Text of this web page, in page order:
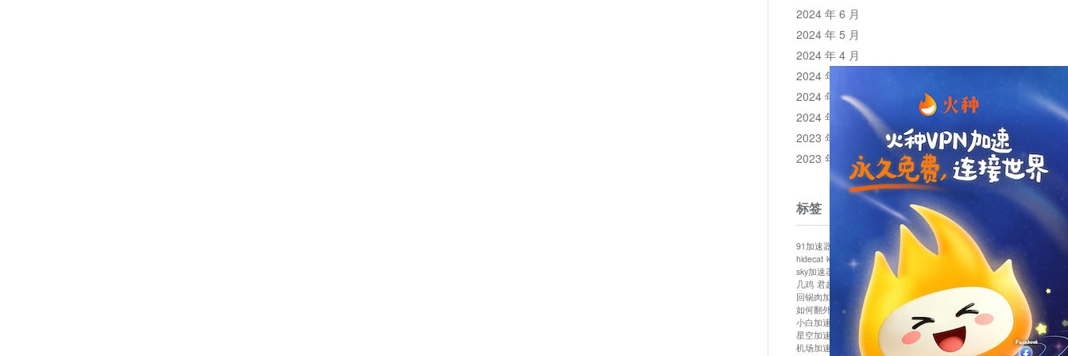
2024 年 6 月
2024 年 5 月
2024 年 4 月
2024 年 3 月
2024 年 2 月
2024 年 1 月
2023 年 12 月
2023 年 11 月
标签
91加速器 bluelayer加速器
clash节点
hidecat kuai500 panda加速器
plex加速器
sky加速器
telegram加速器 中信加速器
云梯加速器
几鸡 君越加速器 哔咔漫画加速器
唐师傅加速器
回锅肉加速器
坚果加速器 壹点加速器
如何翻外墙网站 小哈vp加速器
小火箭加速器
小白加速器
布谷vp加速器 心阶云 快连
星空加速器
最新版clash安卓下载
月光加速器
机场加速器
松果云 极快加速器
梯子加速器